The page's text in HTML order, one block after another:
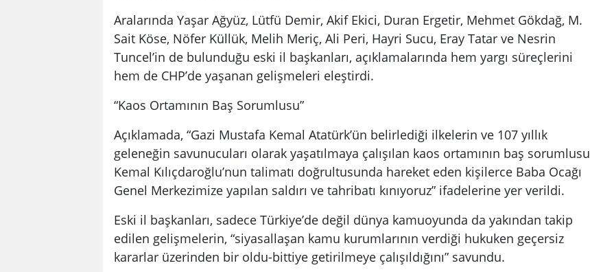
Aralarında Yaşar Ağyüz, Lütfü Demir, Akif Ekici, Duran Ergetir, Mehmet Gökdağ, M.
Sait Köse, Nöfer Küllük, Melih Meriç, Ali Peri, Hayri Sucu, Eray Tatar ve Nesrin
Tuncel’in de bulunduğu eski il başkanları, açıklamalarında hem yargı süreçlerini
hem de CHP’de yaşanan gelişmeleri eleştirdi.
“Kaos Ortamının Baş Sorumlusu”
Açıklamada, “Gazi Mustafa Kemal Atatürk’ün belirlediği ilkelerin ve 107 yıllık
geleneğin savunucuları olarak yaşatılmaya çalışılan kaos ortamının baş sorumlusu
Kemal Kılıçdaroğlu’nun talimatı doğrultusunda hareket eden kişilerce Baba Ocağı
Genel Merkezimize yapılan saldırı ve tahribatı kınıyoruz” ifadelerine yer verildi.
Eski il başkanları, sadece Türkiye’de değil dünya kamuoyunda da yakından takip
edilen gelişmelerin, “siyasallaşan kamu kurumlarının verdiği hukuken geçersiz
kararlar üzerinden bir oldu-bittiye getirilmeye çalışıldığını” savundu.